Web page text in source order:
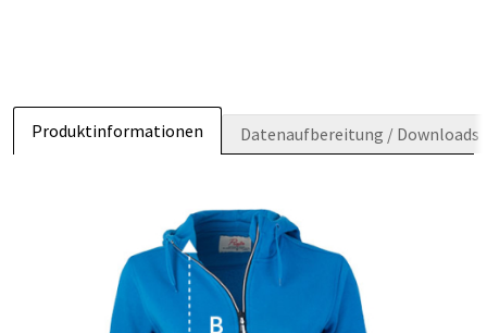
Produktinformationen Datenaufbereitung / Downloads